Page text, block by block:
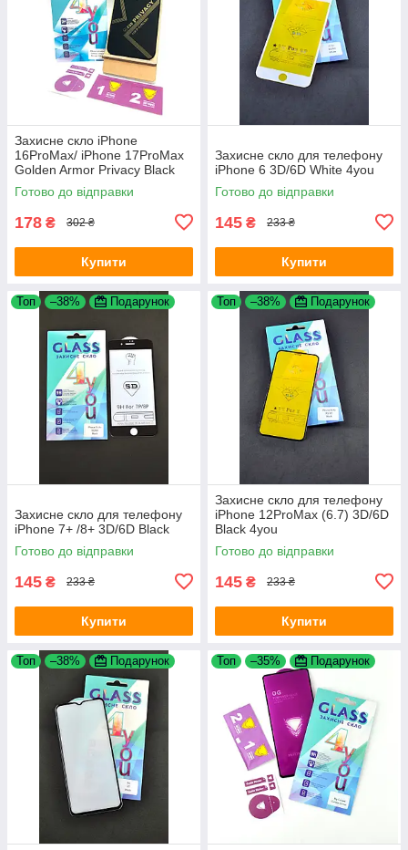
Захисне скло iPhone
16ProMax/ iPhone 17ProMax
Golden Armor Privacy Black
4you
Готово до відправки
178 ₴ 302 ₴
Купити
Захисне скло для телефону
iPhone 6 3D/6D White 4you
Готово до відправки
145 ₴ 233 ₴
Купити
Топ –38% Подарунок
Захисне скло для телефону
iPhone 7+ /8+ 3D/6D Black
Готово до відправки
145 ₴ 233 ₴
Купити
Топ –38% Подарунок
Захисне скло для телефону
iPhone 12ProMax (6.7) 3D/6D
Black 4you
Готово до відправки
145 ₴ 233 ₴
Купити
Топ –38% Подарунок Топ –35% Подарунок